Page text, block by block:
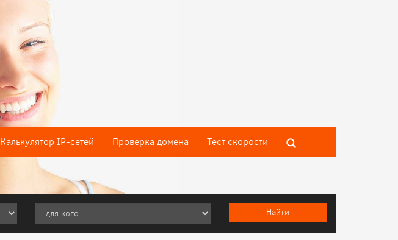
Калькулятор IP-сетей Проверка домена Тест скороcти